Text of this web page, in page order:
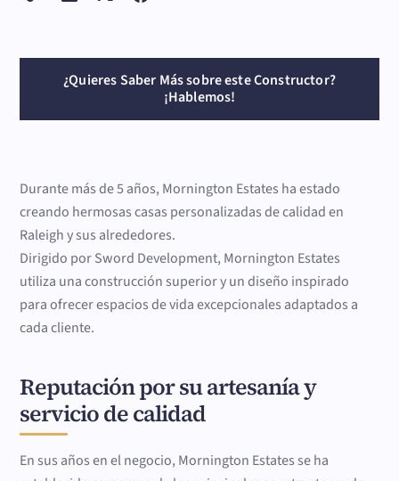
¿Quieres Saber Más sobre este Constructor?
¡Hablemos!
Durante más de 5 años, Mornington Estates ha estado
creando hermosas casas personalizadas de calidad en
Raleigh y sus alrededores.
Dirigido por Sword Development, Mornington Estates
utiliza una construcción superior y un diseño inspirado
para ofrecer espacios de vida excepcionales adaptados a
cada cliente.
Reputación por su artesanía y
servicio de calidad
En sus años en el negocio, Mornington Estates se ha